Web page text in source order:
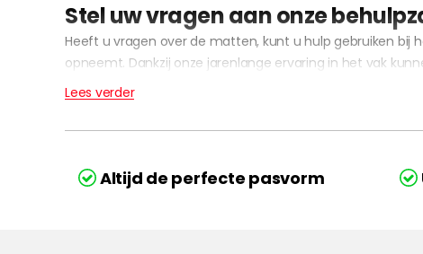
Stel uw vragen aan onze
Heeft u vragen over de matten, kunt u hulp gebruiken
opneemt. Dankzij onze jarenlange ervaring in het vak
Lees verder
Altijd de perfecte pasvorm